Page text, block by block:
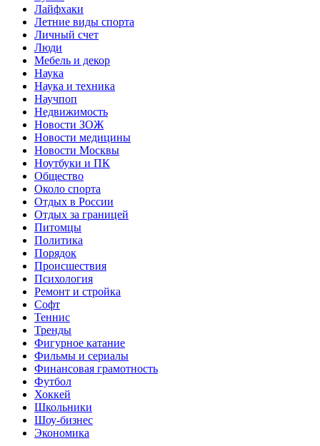
Лайфхаки
Летние виды спорта
Личный счет
Люди
Мебель и декор
Наука
Наука и техника
Научпоп
Недвижимость
Новости ЗОЖ
Новости медицины
Новости Москвы
Ноутбуки и ПК
Общество
Около спорта
Отдых в России
Отдых за границей
Питомцы
Политика
Порядок
Происшествия
Психология
Ремонт и стройка
Софт
Теннис
Тренды
Фигурное катание
Фильмы и сериалы
Финансовая грамотность
Футбол
Хоккей
Школьники
Шоу-бизнес
Экономика